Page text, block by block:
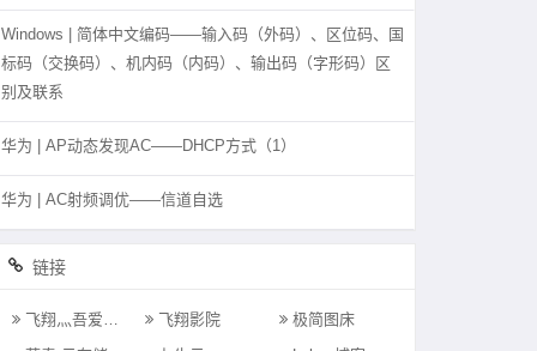
Windows | 简体中文编码——输入码（外码）、区位码、国
标码（交换码）、机内码（内码）、输出码（字形码）区
别及联系
华为 | AP动态发现AC——DHCP方式（1）
华为 | AC射频调优——信道自选
链接
飞翔灬吾爱的Blog 飞翔影院
极简图床